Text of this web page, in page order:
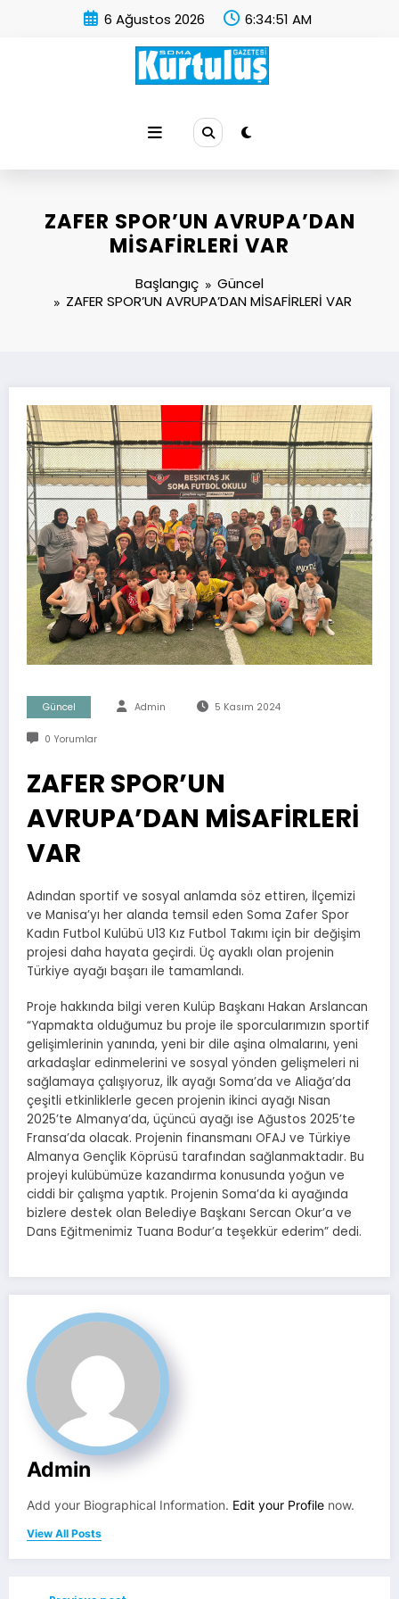
6 Ağustos 2026 6:34:51 AM
ZAFER SPOR’UN AVRUPA’DAN
MİSAFİRLERİ VAR
Başlangıç
Güncel
ZAFER SPOR’UN AVRUPA’DAN MİSAFİRLERİ VAR
Güncel Admin 5 Kasım 2024
0 Yorumlar
ZAFER SPOR’UN
AVRUPA’DAN MİSAFİRLERİ
VAR
Adından sportif ve sosyal anlamda söz ettiren, İlçemizi
ve Manisa’yı her alanda temsil eden Soma Zafer Spor
Kadın Futbol Kulübü U13 Kız Futbol Takımı için bir değişim
projesi daha hayata geçirdi. Üç ayaklı olan projenin
Türkiye ayağı başarı ile tamamlandı.
Proje hakkında bilgi veren Kulüp Başkanı Hakan Arslancan
“Yapmakta olduğumuz bu proje ile sporcularımızın sportif
gelişimlerinin yanında, yeni bir dile aşina olmalarını, yeni
arkadaşlar edinmelerini ve sosyal yönden gelişmeleri ni
sağlamaya çalışıyoruz, İlk ayağı Soma’da ve Aliağa’da
çeşitli etkinliklerle gecen projenin ikinci ayağı Nisan
2025’te Almanya’da, üçüncü ayağı ise Ağustos 2025’te
Fransa’da olacak. Projenin finansmanı OFAJ ve Türkiye
Almanya Gençlik Köprüsü tarafından sağlanmaktadır. Bu
projeyi kulübümüze kazandırma konusunda yoğun ve
ciddi bir çalışma yaptık. Projenin Soma’da ki ayağında
bizlere destek olan Belediye Başkanı Sercan Okur’a ve
Dans Eğitmenimiz Tuana Bodur’a teşekkür ederim” dedi.
Admin
Add your Biographical Information. Edit your Profile now.
View All Posts